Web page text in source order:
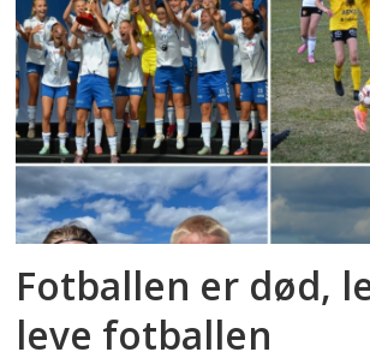
Fotballen er død,
leve fotballen